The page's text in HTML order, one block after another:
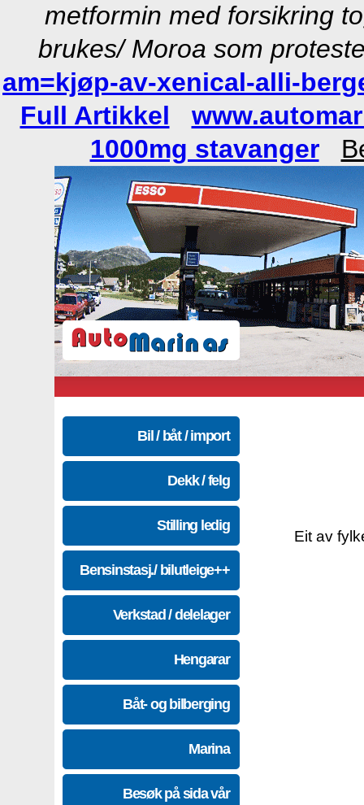
metformin med forsikring
brukes/ Moroa som
am=kjøp-av-xenical-alli-
Full Artikkel
1000mg stavanger
Bil / båt / import
Dekk / felg
Stilling ledig
Bensinstasj./ bilutleige++
Verkstad / delelager
Hengarar
Båt- og bilberging
Marina
Besøk på sida vår
Eit av